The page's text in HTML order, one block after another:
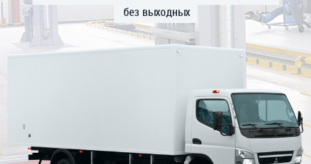
без выходных